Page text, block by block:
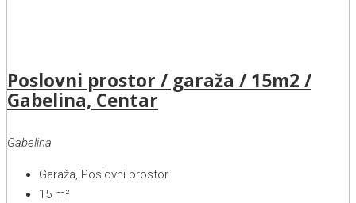
Poslovni prostor / garaža / 15m2 /
Gabelina, Centar
Gabelina
Garaža, Poslovni prostor
15 m²